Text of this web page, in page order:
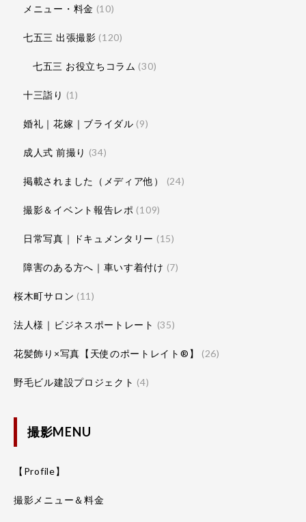
メニュー・料金 (10)
七五三 出張撮影 (120)
七五三 お役立ちコラム (30)
十三詣り (1)
婚礼｜花嫁｜ブライダル (9)
成人式 前撮り (34)
掲載されました（メディア他） (24)
撮影＆イベント報告レポ (109)
日常写真｜ドキュメンタリー (15)
障害のある方へ｜車いす着付け (7)
桜木町サロン (11)
法人様｜ビジネスポートレート (35)
花髪飾り×写真【天使のポートレイト®】 (26)
野毛ビル建設プロジェクト (4)
撮影MENU
【Profile】
撮影メニュー＆料金